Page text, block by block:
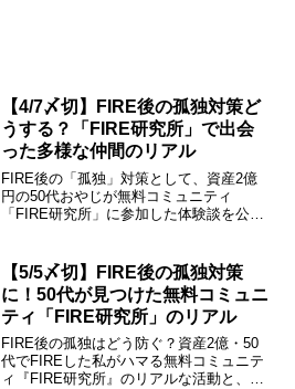
【4/7〆切】FIRE後の孤独対策ど
うする？「FIRE研究所」で出会
った多様な仲間のリアル
FIRE後の「孤独」対策として、資産2億
円の50代おやじが無料コミュニティ
「FIRE研究所」に参加した体験談を公
〆切のメンバー募集情報も！続きをチェ
ック。
【5/5〆切】FIRE後の孤独対策
に！50代が見つけた無料コミュニ
ティ「FIRE研究所」のリアル
FIRE後の孤独はどう防ぐ？資産2億・50
代でFIREした私がハマる無料コミュニテ
ィ『FIRE研究所』のリアルな活動と、5/5